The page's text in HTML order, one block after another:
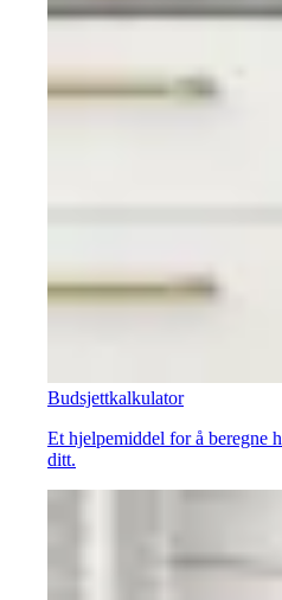
Budsjettkalkulator
Et hjelpemiddel for å beregne
ditt.